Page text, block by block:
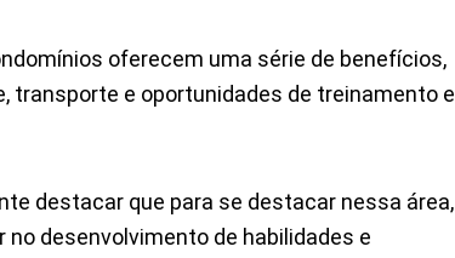
oferecem uma série de benefícios,
transporte e oportunidades de treinamento e
destacar que para se destacar nessa área,
desenvolvimento de habilidades e